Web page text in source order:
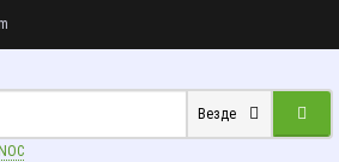
Везде
NOC